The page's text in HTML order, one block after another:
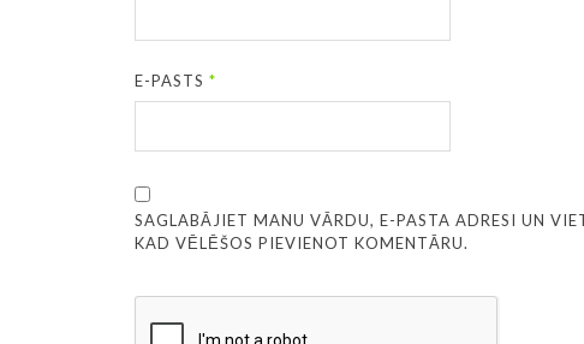
E-PASTS*
SAGLABĀJIET MANU VĀRDU, E-PASTA ADRESI UN
KAD VĒLĒŠOS PIEVIENOT KOMENTĀRU.